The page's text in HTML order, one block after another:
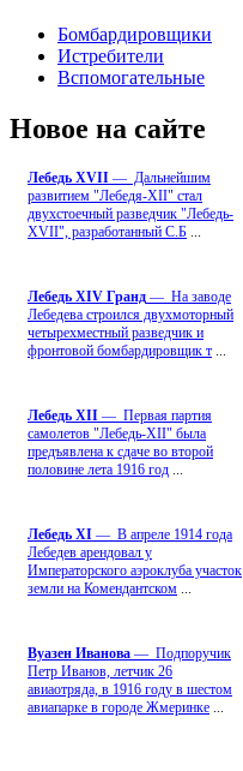
Бомбардировщики
Истребители
Вспомогательные
Новое на сайте
Лебедь ХVII — Дальнейшим
развитием "Лебедя-ХII" стал
двухстоечный разведчик "Лебедь-
XVII", разработанный С.Б
Лебедь ХIV Гранд — На заводе
Лебедева строился двухмоторный
четырехместный разведчик и
фронтовой бомбардировщик т
Лебедь ХII — Первая партия
самолетов "Лебедь-ХII" была
предъявлена к сдаче во второй
половине лета 1916 год
Лебедь ХI — В апреле 1914 года
Лебедев арендовал у
Императорского аэроклуба участок
земли на Комендантском
Вуазен Иванова — Подпоручик
Петр Иванов, летчик 26
авиаотряда, в 1916 году в шестом
авиапарке в городе Жмеринке